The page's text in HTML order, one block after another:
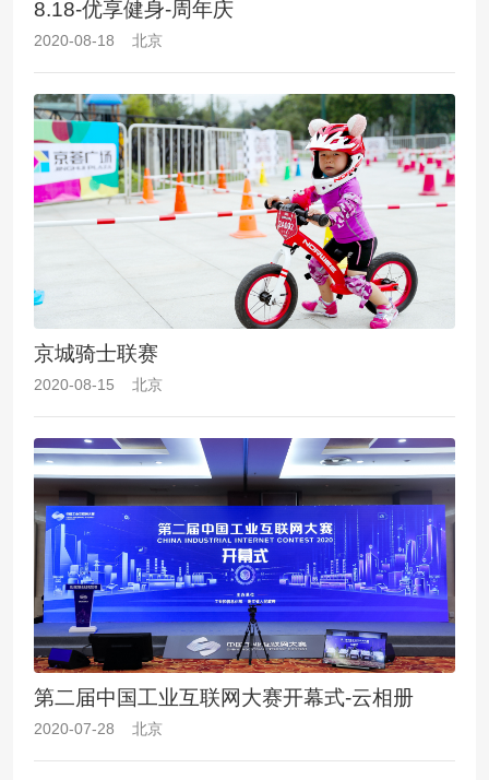
8.18-优享健身-周年庆
2020-08-18 北京
京城骑士联赛
2020-08-15 北京
第二届中国工业互联网大赛开幕式-云相册
2020-07-28 北京